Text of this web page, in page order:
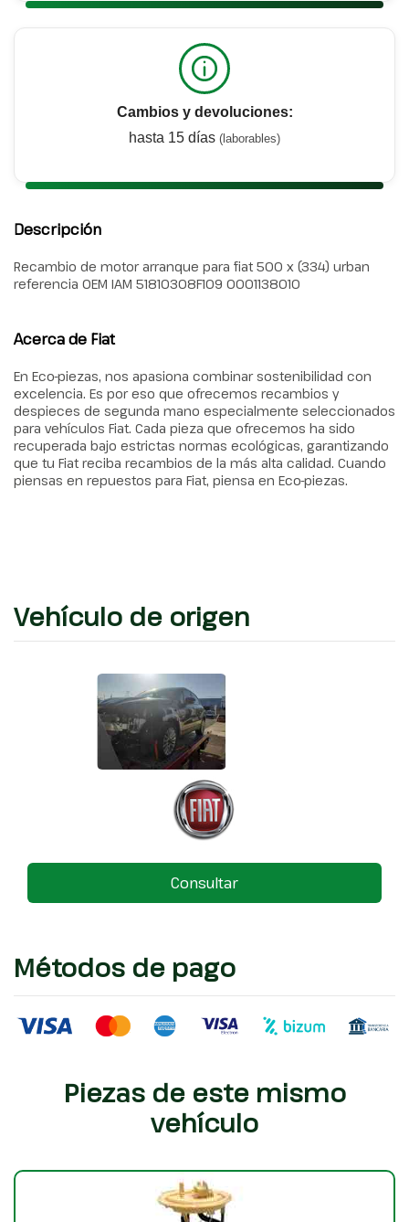
Cambios y devoluciones:
hasta 15 días (laborables)
Descripción
Recambio de motor arranque para fiat 500 x (334) urban
referencia OEM IAM 51810308F109 0001138010
Acerca de Fiat
En Eco-piezas, nos apasiona combinar sostenibilidad con
excelencia. Es por eso que ofrecemos recambios y
despieces de segunda mano especialmente seleccionados
para vehículos Fiat. Cada pieza que ofrecemos ha sido
recuperada bajo estrictas normas ecológicas, garantizando
que tu Fiat reciba recambios de la más alta calidad. Cuando
piensas en repuestos para Fiat, piensa en Eco-piezas.
Vehículo de origen
Consultar
Métodos de pago
Piezas de este mismo
vehículo